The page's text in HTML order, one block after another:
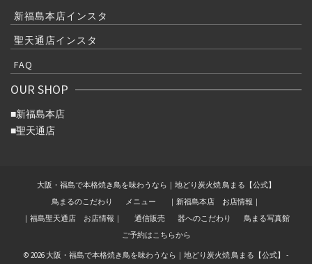
新福島本店インスタ
聖天通店インスタ
FAQ
OUR SHOP
■新福島本店
■聖天通店
大阪・福島で本格焼き鳥を味わうなら｜地どり炭火焼 鳥まる【公式】
鳥まるのこだわり
メニュー
｜新福島本店 お店情報｜
｜福島聖天通店 お店情報｜
通信販売 器へのこだわり
鳥まる写真館
ご予約はこちらから
© 2026 大阪・福島で本格焼き鳥を味わうなら｜地どり炭火焼 鳥まる【公式】 -